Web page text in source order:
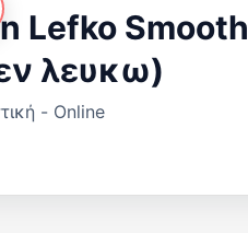
Lefko Smooth
λευκω)
- Online